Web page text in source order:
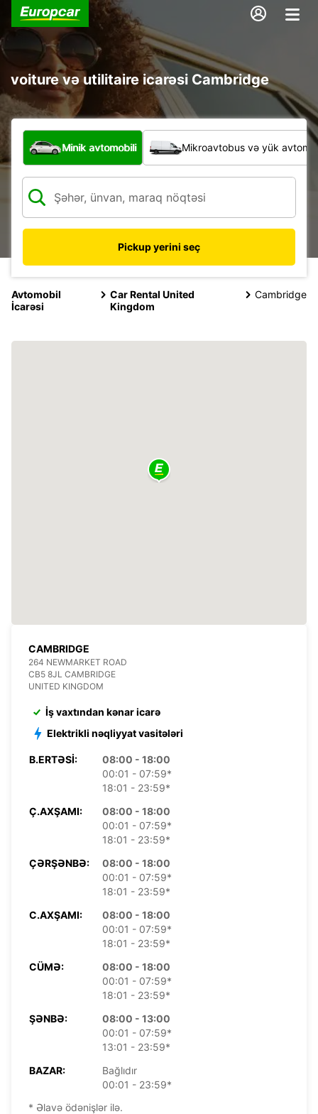
voiture və utilitaire icarəsi Cambridge
Hansı növ nəqliyyat vasitəsi?
Minik avtomobili Mikroavtobus və yük
Pickup yerini seç
Avtomobil
İcarəsi
Car Rental United
Kingdom
Cambridge
CAMBRIDGE
264 NEWMARKET ROAD
CB5 8JL CAMBRIDGE
UNITED KINGDOM
İş vaxtından kənar icarə
Elektrikli nəqliyyat vasitələri
B.ERTƏSI:
08:00 - 18:00
00:01 - 07:59*
18:01 - 23:59*
Ç.AXŞAMI:
08:00 - 18:00
00:01 - 07:59*
18:01 - 23:59*
ÇƏRŞƏNBƏ:
08:00 - 18:00
00:01 - 07:59*
18:01 - 23:59*
C.AXŞAMI:
08:00 - 18:00
00:01 - 07:59*
18:01 - 23:59*
CÜMƏ:
08:00 - 18:00
00:01 - 07:59*
18:01 - 23:59*
ŞƏNBƏ:
08:00 - 13:00
00:01 - 07:59*
13:01 - 23:59*
BAZAR:
Bağlıdır
00:01 - 23:59*
* Əlavə ödənişlər ilə.